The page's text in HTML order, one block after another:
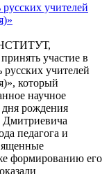
учителей
участие в
учителей
который
научное
рождения
Дмитриевича
педагога и
формированию его